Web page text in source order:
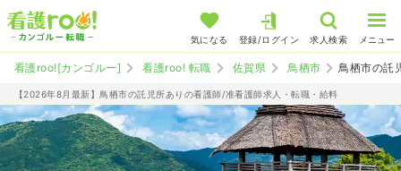
気になる 登録/ログイン 求人検索 メニュー
看護roo![カンゴルー] 看護roo! 転職 佐賀県 鳥栖市 鳥栖市の託
【2026年8月最新】鳥栖市の託児所ありの看護師/准看護師求人・転職・給料